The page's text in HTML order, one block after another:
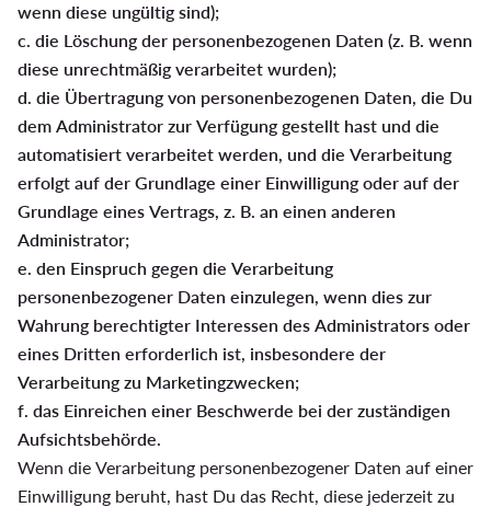
wenn diese ungültig sind);
c. die Löschung der personenbezogenen Daten (z. B. wenn
diese unrechtmäßig verarbeitet wurden);
d. die Übertragung von personenbezogenen Daten, die Du
dem Administrator zur Verfügung gestellt hast und die
automatisiert verarbeitet werden, und die Verarbeitung
erfolgt auf der Grundlage einer Einwilligung oder auf der
Grundlage eines Vertrags, z. B. an einen anderen
Administrator;
e. den Einspruch gegen die Verarbeitung
personenbezogener Daten einzulegen, wenn dies zur
Wahrung berechtigter Interessen des Administrators oder
eines Dritten erforderlich ist, insbesondere der
Verarbeitung zu Marketingzwecken;
f. das Einreichen einer Beschwerde bei der zuständigen
Aufsichtsbehörde.
Wenn die Verarbeitung personenbezogener Daten auf einer
Einwilligung beruht, hast Du das Recht, diese jederzeit zu